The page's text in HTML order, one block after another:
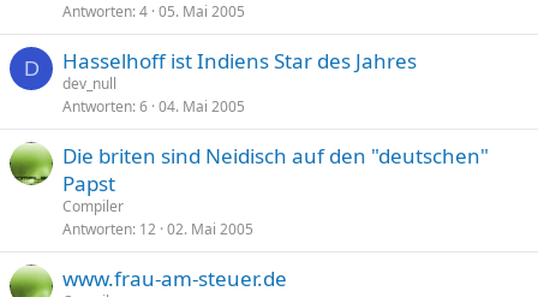
Antworten 4 05. Mai 2005
D Hasselhoff ist Indiens Star des Jahres
dev_null
Antworten 6 04. Mai 2005
Die briten sind Neidisch auf den "deutschen"
Papst
Compiler
Antworten 12 02. Mai 2005
www.frau-am-steuer.de